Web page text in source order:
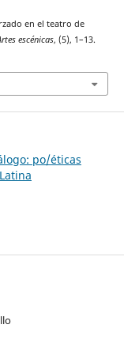
en el teatro de
escénicas, (5), 1–13.
po/éticas